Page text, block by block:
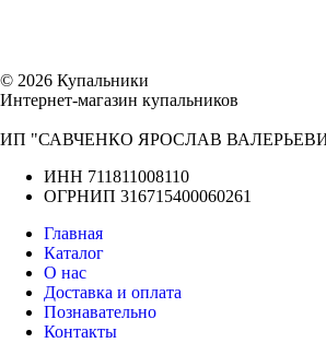
© 2026 Купальники
Интернет-магазин купальников
ИП "САВЧЕНКО ЯРОСЛАВ
ИНН 711811008110
ОГРНИП 316715400060261
Главная
Каталог
О нас
Доставка и оплата
Познавательно
Контакты